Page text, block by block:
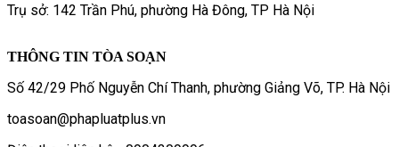
Trụ sở: 142 Trần Phú, phường Hà Đông, TP Hà Nội
THÔNG TIN TÒA SOẠN
Số 42/29 Phố Nguyễn Chí Thanh, phường Giảng Võ, TP. Hà Nội
toasoan@phapluatplus.vn